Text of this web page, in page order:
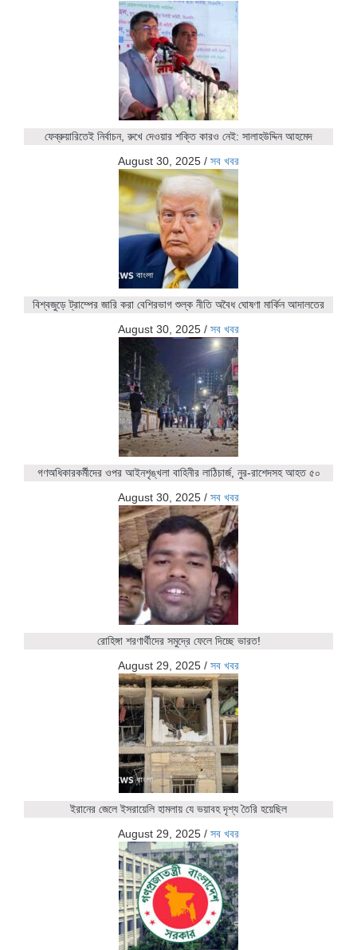
ফেব্রুয়ারিতেই নির্বাচন, রুখে দেওয়ার শক্তি কারও নেই: সালাহউদ্দিন আহমেদ
August 30, 2025 / সব খবর
বিশ্বজুড়ে ট্রাম্পের জারি করা বেশিরভাগ শুল্ক নীতি অবৈধ ঘোষণা মার্কিন আদালতের
August 30, 2025 / সব খবর
গণঅধিকারকর্মীদের ওপর আইনশৃঙ্খলা বাহিনীর লাঠিচার্জ, নুর-রাশেদসহ আহত ৫০
August 30, 2025 / সব খবর
রোহিঙ্গা শরণার্থীদের সমুদ্রে ফেলে দিচ্ছে ভারত!
August 29, 2025 / সব খবর
ইরানের জেলে ইসরায়েলি হামলায় যে ভয়াবহ দৃশ্য তৈরি হয়েছিল
August 29, 2025 / সব খবর